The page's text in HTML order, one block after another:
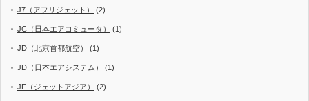
J7（アフリジェット） (2)
JC（日本エアコミュータ） (1)
JD（北京首都航空） (1)
JD（日本エアシステム） (1)
JF（ジェットアジア） (2)